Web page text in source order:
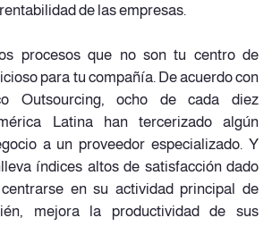
de las empresas.
procesos que no son tu centro de
para tu compañía. De acuerdo con
Outsourcing, ocho de cada diez
Latina han tercerizado algún
a un proveedor especializado. Y
índices altos de satisfacción dado
en su actividad principal de
mejora la productividad de sus